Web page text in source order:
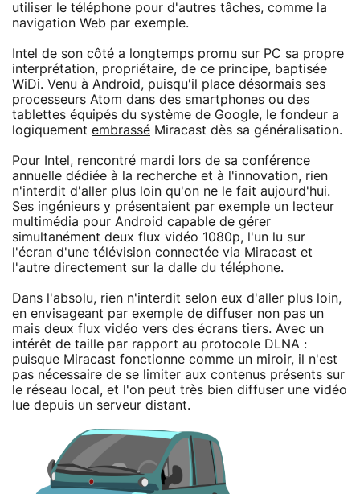
utiliser le téléphone pour d'autres tâches, comme la
navigation Web par exemple.
Intel de son côté a longtemps promu sur PC sa propre
interprétation, propriétaire, de ce principe, baptisée
WiDi. Venu à Android, puisqu'il place désormais ses
processeurs Atom dans des smartphones ou des
tablettes équipés du système de Google, le fondeur a
logiquement embrassé Miracast dès sa généralisation.
Pour Intel, rencontré mardi lors de sa conférence
annuelle dédiée à la recherche et à l'innovation, rien
n'interdit d'aller plus loin qu'on ne le fait aujourd'hui.
Ses ingénieurs y présentaient par exemple un lecteur
multimédia pour Android capable de gérer
simultanément deux flux vidéo 1080p, l'un lu sur
l'écran d'une télévision connectée via Miracast et
l'autre directement sur la dalle du téléphone.
Dans l'absolu, rien n'interdit selon eux d'aller plus loin,
en envisageant par exemple de diffuser non pas un
mais deux flux vidéo vers des écrans tiers. Avec un
intérêt de taille par rapport au protocole DLNA :
puisque Miracast fonctionne comme un miroir, il n'est
pas nécessaire de se limiter aux contenus présents sur
le réseau local, et l'on peut très bien diffuser une vidéo
lue depuis un serveur distant.